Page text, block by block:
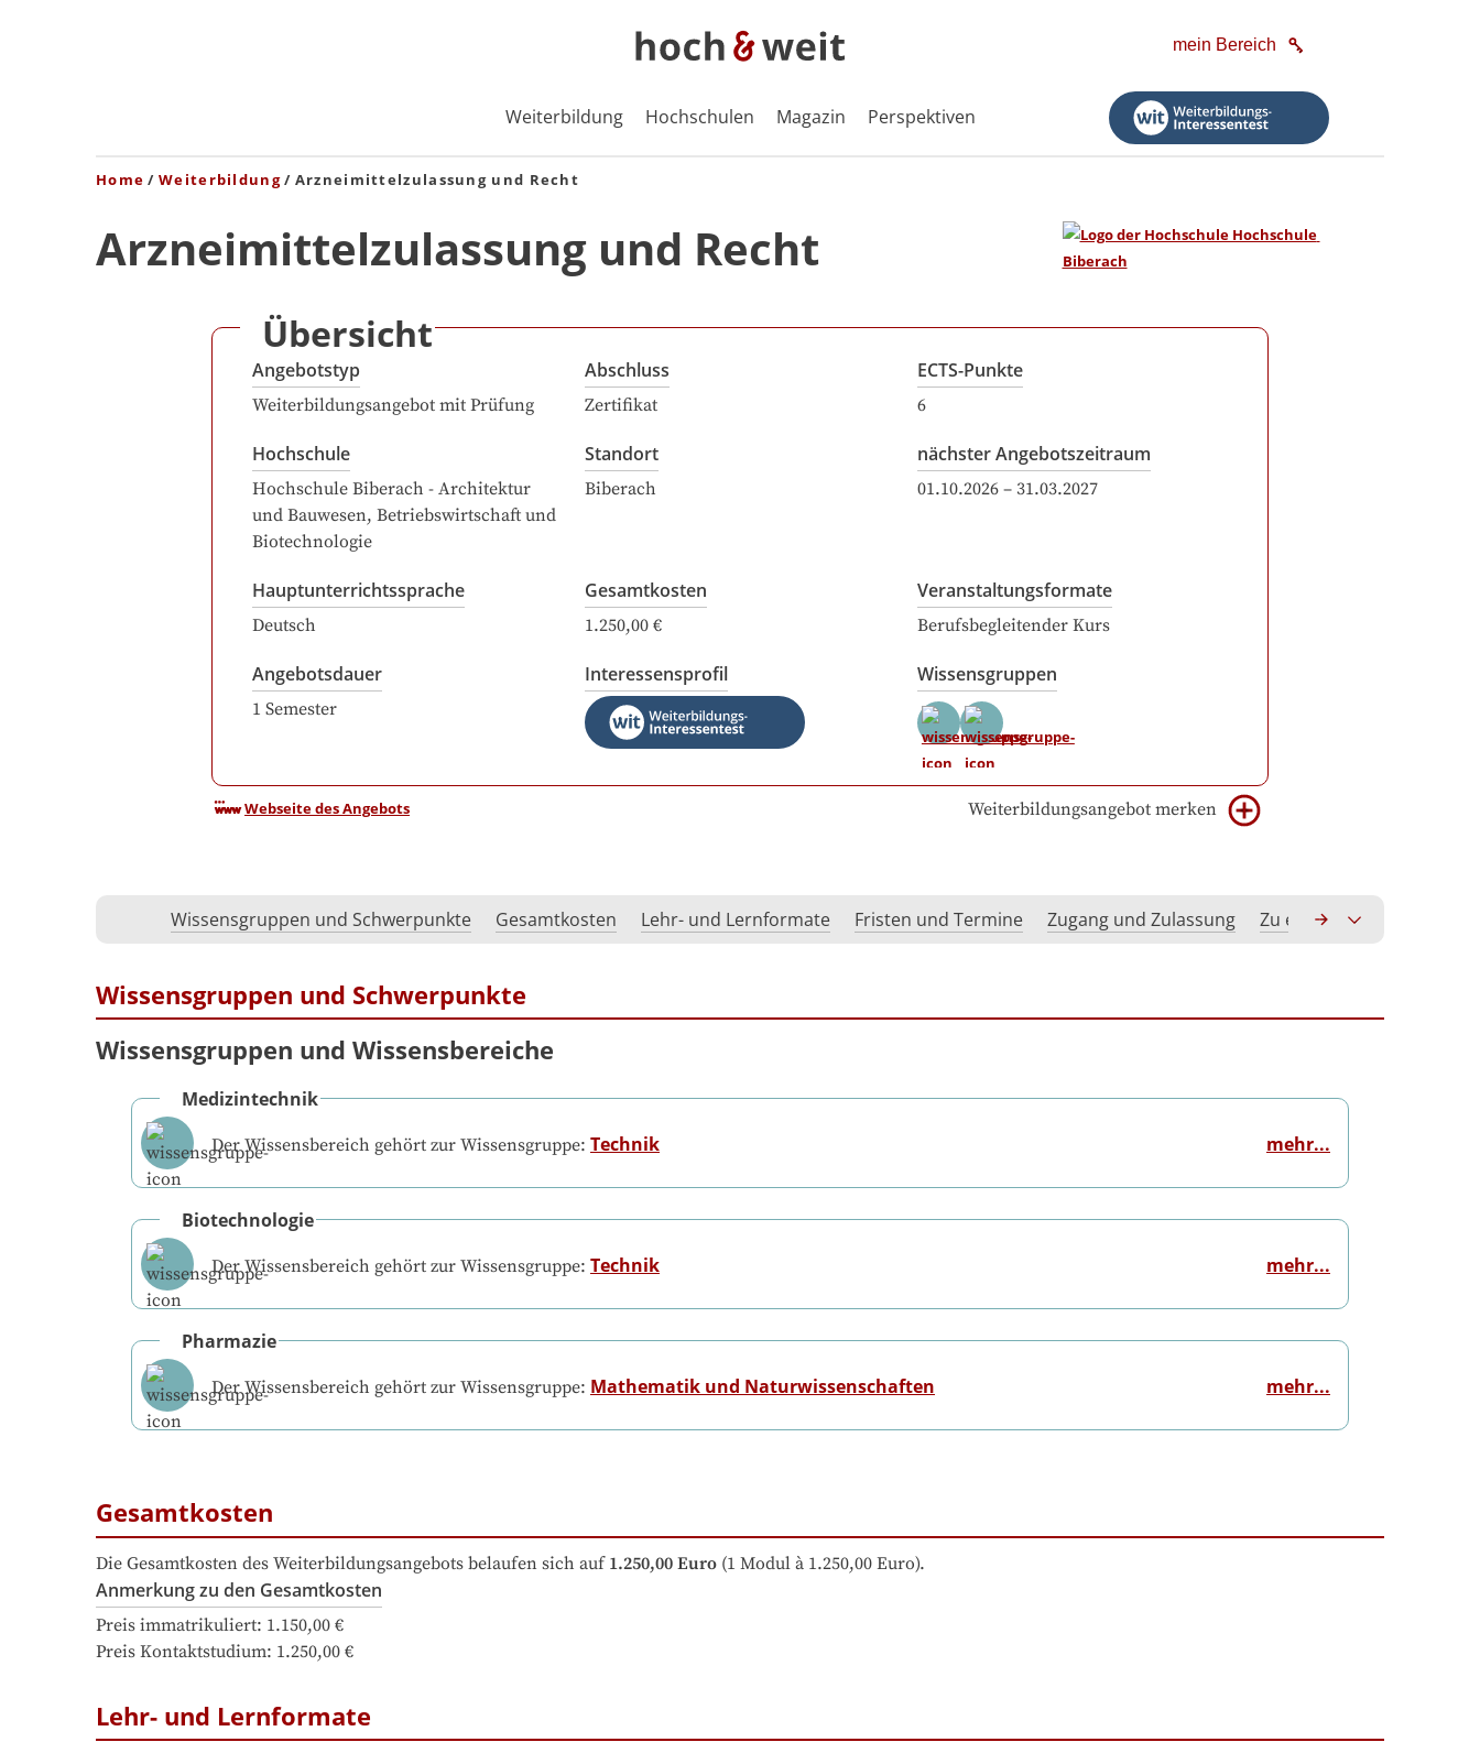
mein Bereich
Weiterbildung Hochschulen Magazin Perspektiven
Home Weiterbildung Arzneimittelzulassung und Recht
Arzneimittelzulassung und Recht
Übersicht
Angebotstyp
Weiterbildungsangebot mit Prüfung
Abschluss
Zertifikat
ECTS-Punkte
6
Hochschule
Hochschule Biberach - Architektur
und Bauwesen, Betriebswirtschaft und
Biotechnologie
Standort
Biberach
nächster Angebotszeitraum
01.10.2026 – 31.03.2027
Hauptunterrichtssprache
Deutsch
Gesamtkosten
1.250,00 €
Veranstaltungsformate
Berufsbegleitender Kurs
Angebotsdauer
1 Semester
Interessensprofil Wissensgruppen
Webseite des Angebots Weiterbildungsangebot merken
Wissensgruppen und Schwerpunkte Gesamtkosten Lehr- und Lernformate Fristen und Termine Zugang und Zulassung Zu erwerbende
Wissensgruppen und Schwerpunkte
Wissensgruppen und Wissensbereiche
Medizintechnik
Der Wissensbereich gehört zur Wissensgruppe: Technik mehr...
Biotechnologie
Der Wissensbereich gehört zur Wissensgruppe: Technik mehr...
Pharmazie
Der Wissensbereich gehört zur Wissensgruppe: Mathematik und Naturwissenschaften mehr...
Gesamtkosten
Die Gesamtkosten des Weiterbildungsangebots belaufen sich auf 1.250,00 Euro (1 Modul à 1.250,00 Euro).
Anmerkung zu den Gesamtkosten
Preis immatrikuliert: 1.150,00 €
Preis Kontaktstudium: 1.250,00 €
Lehr- und Lernformate